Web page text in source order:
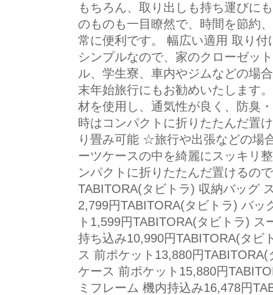
もちろん、取り出しも持ち運びに
のものも一目瞭然で、時間を節約
常に便利です。 幅広い適用 取り
シンプルなので、家のクローゼッ
ル、学生寮、車内やジムなどの場
末年始旅行にもお勧めいたします
材を使用し、通気性が良く、防臭
時はコンパクトに折りたたんだ置
り畳み可能 ☆旅行や出張などの場
ーツケースの中を綺麗にスッキリ
ンパクトに折りたたんだ置けるの
TABITORA(タビトラ) 収納バッグ
2,799円TABITORA(タビトラ) バ
ト1,599円TABITORA(タビトラ)
持ち込み10,990円TABITORA(タビ
ス 前ポケット13,880円
ケース 前ポケット15,880円
ミフレーム 機内持込み16,478円